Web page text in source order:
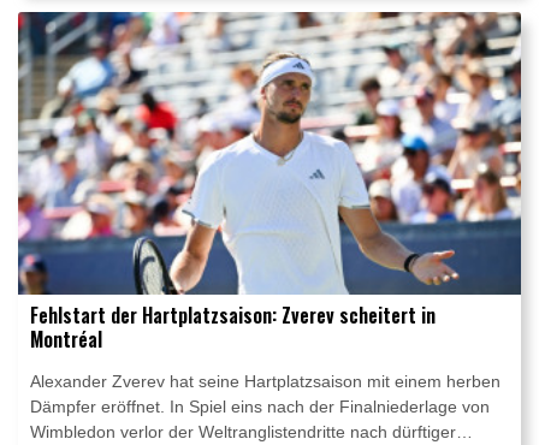
der Zusammenkunft mit ranghohen Funktionären im FIFA-
Büro für Afrika klare Rückendeckung erfahren.
Fehlstart der Hartplatzsaison: Zverev scheitert in
Montréal
Alexander Zverev hat seine Hartplatzsaison mit einem herben
Dämpfer eröffnet. In Spiel eins nach der Finalniederlage von
Wimbledon verlor der Weltranglistendritte nach dürftiger